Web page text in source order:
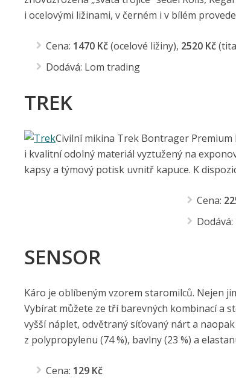
i ocelovými ližinami, v černém i v bílém
Cena: 1470 Kč(ocelové ližiny), 2520 Kč
Dodává: Lom trading
TREK
Civilní mikina Trek Bontrager
i kvalitní odolný materiál vyztužený na
kapsy a týmový potisk uvnitř kapuce. K
Cena:
Dodává:
SENSOR
Káro je oblíbeným vzorem staromilců. Nejen
Vybírat můžete ze tří barevných kombinací a
vyšší náplet, odvětraný síťovaný nárt a
z polypropylenu (74 %), bavlny (23 %) a
Cena: 129 Kč